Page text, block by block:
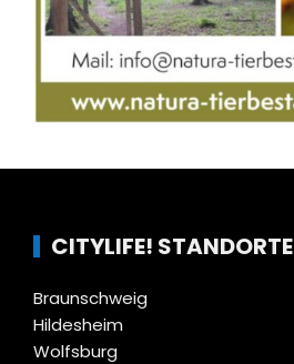
CITYLIFE! STANDORTE
Braunschweig
Hildesheim
Wolfsburg